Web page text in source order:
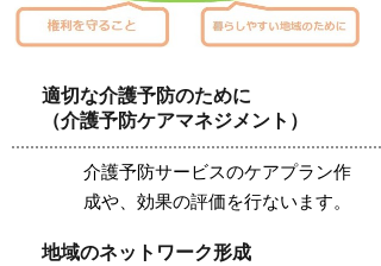
適切な介護予防のために
（介護予防ケアマネジメント）
介護予防サービスのケアプラン作
成や、効果の評価を行ないます。
地域のネットワーク形成